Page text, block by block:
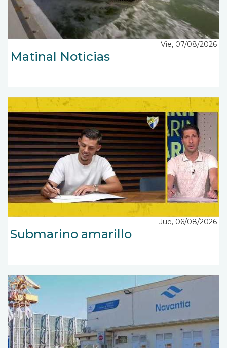
Vie, 07/08/2026
Matinal Noticias
Jue, 06/08/2026
Submarino amarillo